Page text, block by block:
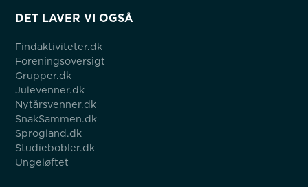
DET LAVER VI OGSÅ
Findaktiviteter.dk
Foreningsoversigt
Grupper.dk
Julevenner.dk
Nytårsvenner.dk
SnakSammen.dk
Sprogland.dk
Studiebobler.dk
Ungeløftet